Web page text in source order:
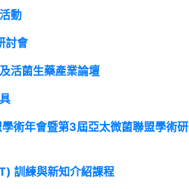
動
討會
活菌生藥產業論壇
術年會暨第3屆亞太微菌聯盟學術研
訓練與新知介紹課程